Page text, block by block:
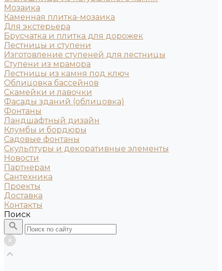
Мозаика
Каменная плитка-мозаика
Для экстерьера
Брусчатка и плитка для дорожек
Лестницы и ступени
Изготовление ступеней для лестницы
Ступени из мрамора
Лестницы из камня под ключ
Облицовка бассейнов
Скамейки и лавочки
Фасады зданий (облицовка)
Фонтаны
Ландшафтный дизайн
Клумбы и бордюры
Садовые фонтаны
Скульптуры и декоративные элементы
Новости
Партнерам
Сантехника
Проекты
Доставка
Контакты
Поиск